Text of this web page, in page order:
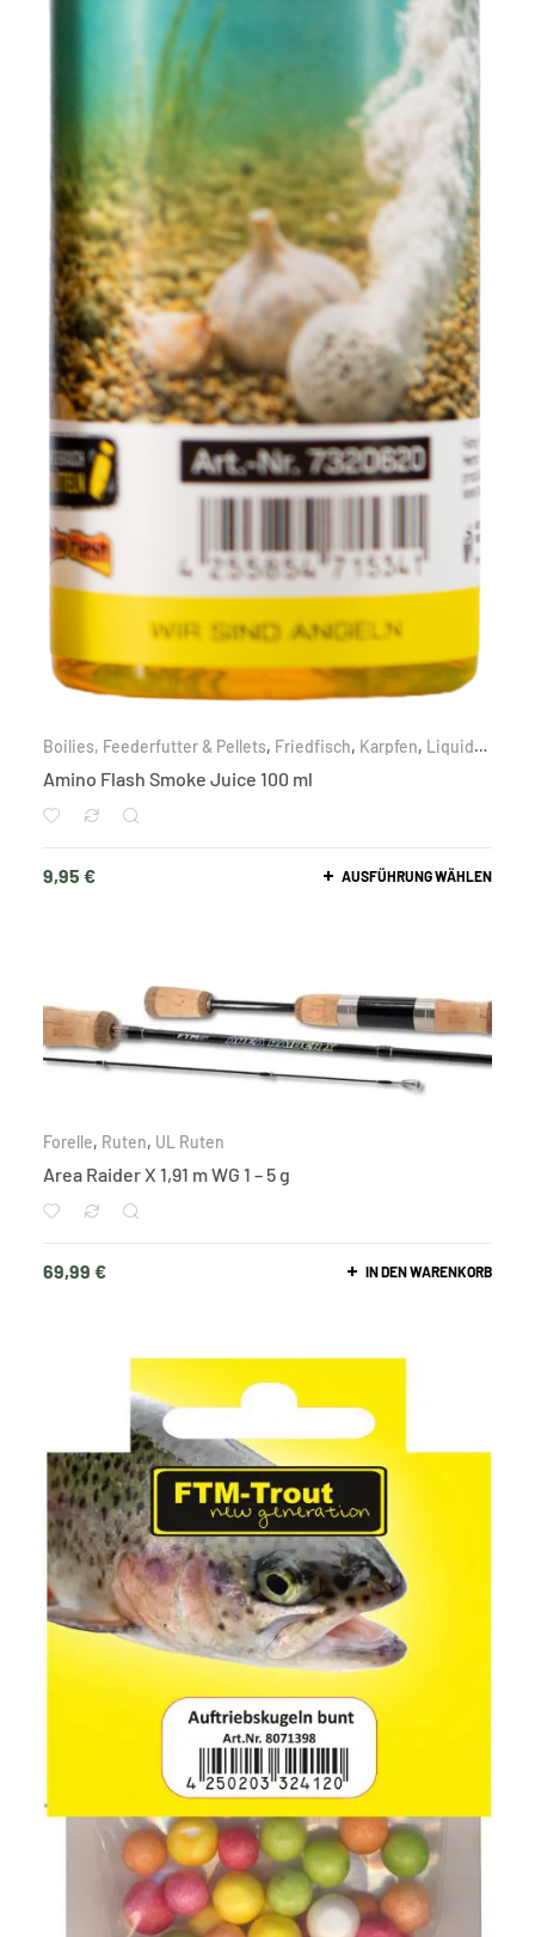
Boilies, Feederfutter & Pellets, Friedfisch, Karpfen, Liquids,
Amino Flash Smoke Juice 100 ml
9,95 € AUSFÜHRUNG WÄHLEN
Forelle, Ruten, UL Ruten
Area Raider X 1,91 m WG 1 – 5 g
69,99 € IN DEN WARENKORB